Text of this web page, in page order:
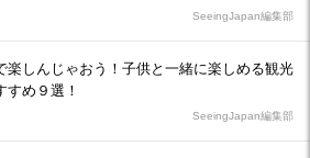
SeeingJapan編集部
楽しんじゃおう！子供と一緒に楽しめる観光
すめ９選！
SeeingJapan編集部